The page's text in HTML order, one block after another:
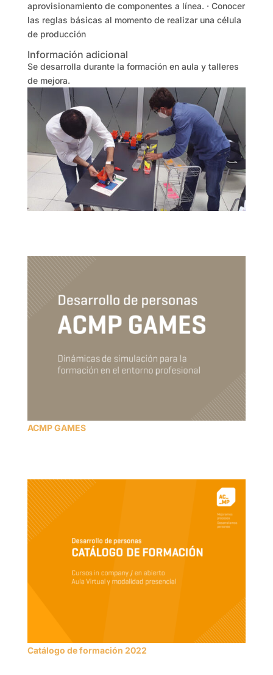
aprovisionamiento de componentes a línea. · Conocer
las reglas básicas al momento de realizar una célula
de producción
Información adicional
Se desarrolla durante la formación en aula y talleres
de mejora.
ACMP GAMES
Catálogo de formación 2022